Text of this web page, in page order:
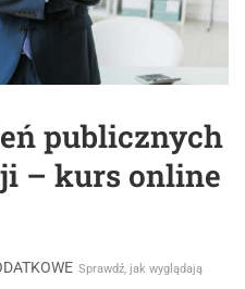
publicznych
– kurs online
Sprawdź, jak wyglądają